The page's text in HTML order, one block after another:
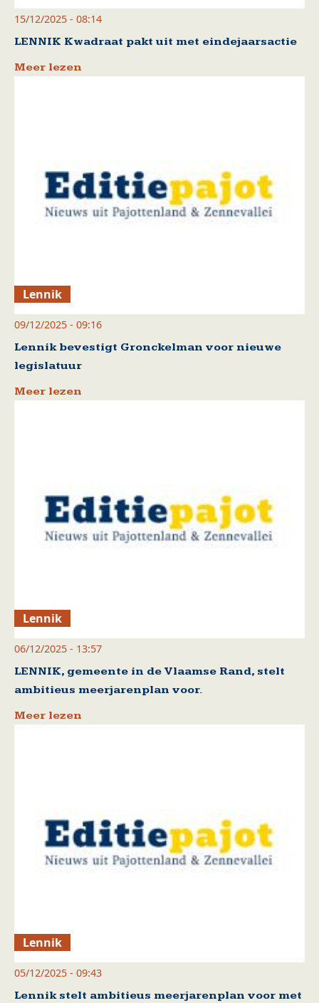
15/12/2025 - 08:14
LENNIK Kwadraat pakt uit met eindejaarsactie
Meer lezen
Lennik
09/12/2025 - 09:16
Lennik bevestigt Gronckelman voor nieuwe
legislatuur
Meer lezen
Lennik
06/12/2025 - 13:57
LENNIK, gemeente in de Vlaamse Rand, stelt
ambitieus meerjarenplan voor.
Meer lezen
Lennik
05/12/2025 - 09:43
Lennik stelt ambitieus meerjarenplan voor met